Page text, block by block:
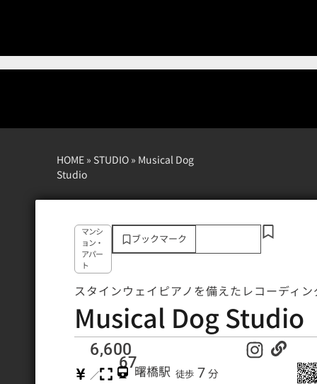
HOME » STUDIO » Musical Dog
Studio
マンシ
ョン・
アパー
ト
ブックマーク
スタインウェイピアノを備えたレコーディ
Musical Dog Studio
6,600
／
67
曙橋駅 徒歩 7 分